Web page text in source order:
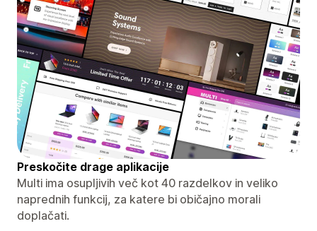
Preskočite drage aplikacije
Multi ima osupljivih več kot 40 razdelkov in veliko
naprednih funkcij, za katere bi običajno morali
doplačati.